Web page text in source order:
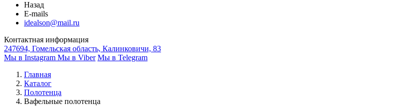
Назад
E-mails
idealson@mail.ru
Контактная информация
247694, Гомельская область, Калинковичи, 83
Мы в Instagram Мы в Viber Мы в Telegram
Главная
Каталог
Полотенца
Вафельные полотенца